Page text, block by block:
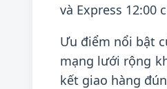
và Express 12:00
Ưu điểm nổi bật
mạng lưới rộng
kết giao hàng